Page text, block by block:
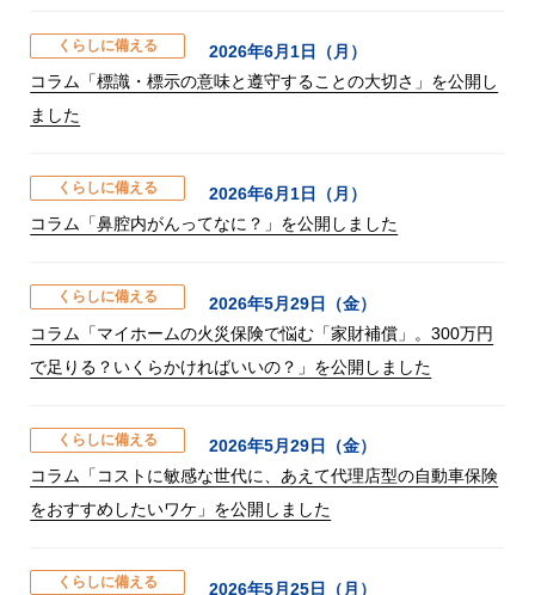
くらしに備える
2026年6月1日（月）
コラム「標識・標示の意味と遵守することの大切さ」を公開し
ました
くらしに備える
2026年6月1日（月）
コラム「鼻腔内がんってなに？」を公開しました
くらしに備える
2026年5月29日（金）
コラム「マイホームの火災保険で悩む「家財補償」。300万円
で足りる？いくらかければいいの？」を公開しました
くらしに備える
2026年5月29日（金）
コラム「コストに敏感な世代に、あえて代理店型の自動車保険
をおすすめしたいワケ」を公開しました
くらしに備える 2026年5月25日（月）